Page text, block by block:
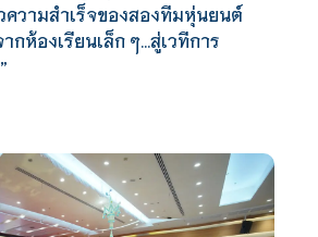
ความสำเร็จของสองทีมหุ่นยนต์
กห้องเรียนเล็ก ๆ…สู่เวทีการ